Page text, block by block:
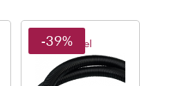
Sibel
-39%